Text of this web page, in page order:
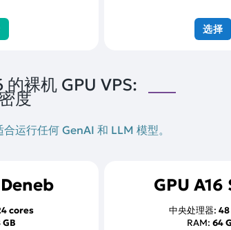
选择
裸机 GPU VPS:
度
运行任何 GenAI 和 LLM 模型。
cores
GB
GPU A16
中央处理器:
RAM:64